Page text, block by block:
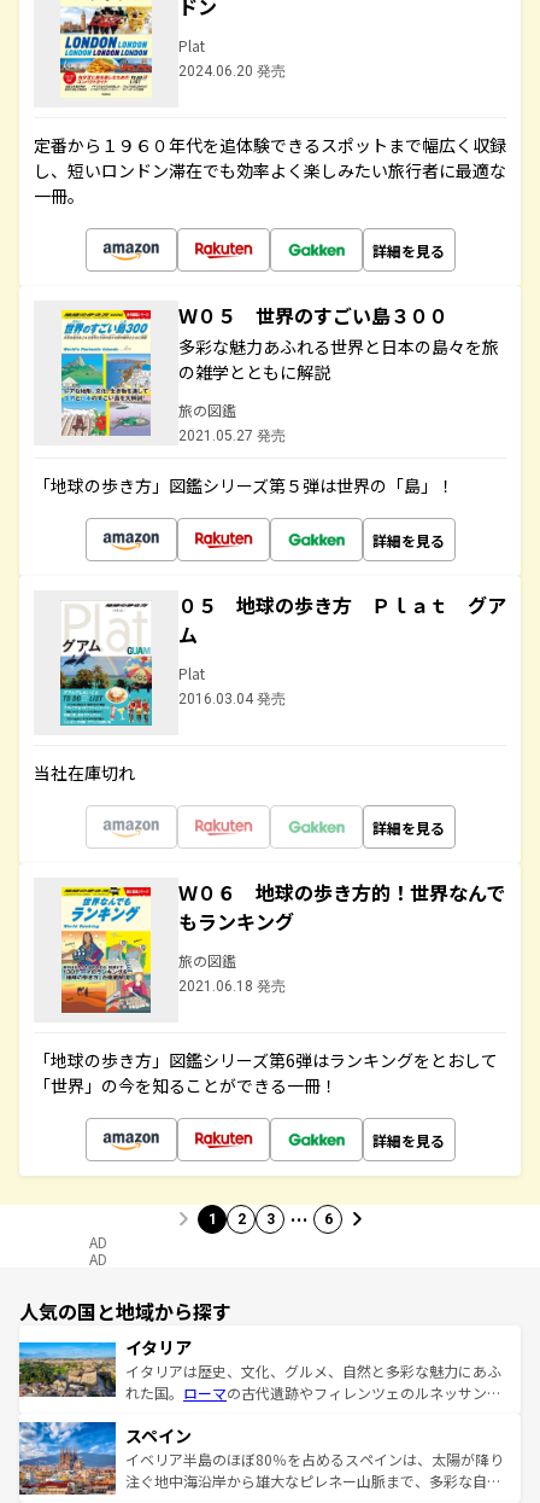
ドン
Plat
2024.06.20 発売
定番から１９６０年代を追体験できるスポットまで幅広く収録
し、短いロンドン滞在でも効率よく楽しみたい旅行者に最適な
一冊。
詳細を見る
Ｗ０５ 世界のすごい島３００
多彩な魅力あふれる世界と日本の島々を旅
の雑学とともに解説
旅の図鑑
2021.05.27 発売
「地球の歩き方」図鑑シリーズ第５弾は世界の「島」！
詳細を見る
０５ 地球の歩き方 Ｐｌａｔ グア
ム
Plat
2016.03.04 発売
当社在庫切れ
詳細を見る
Ｗ０６ 地球の歩き方的！世界なんで
もランキング
旅の図鑑
2021.06.18 発売
「地球の歩き方」図鑑シリーズ第6弾はランキングをとおして
「世界」の今を知ることができる一冊！
詳細を見る
1 2 3 … 6
AD
AD
人気の国と地域から探す
イタリア
イタリアは歴史、文化、グルメ、自然と多彩な魅力にあふ
れた国。 ローマの古代遺跡やフィレンツェのルネッサンス
ろん、トスカーナの美しい田園風景やアマルフィ海岸の絶
景など、自然景観も見逃せない。観光の合間には、本場の
ピザやパスタなど、絶品のイタリア料理を堪能することも
スペイン
イベリア半島のほぼ80％を占めるスペインは、太陽が降り
注ぐ地中海沿岸から雄大なピレネー山脈まで、多彩な自然